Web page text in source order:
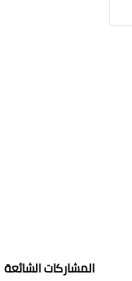
المشاركات الشائعة